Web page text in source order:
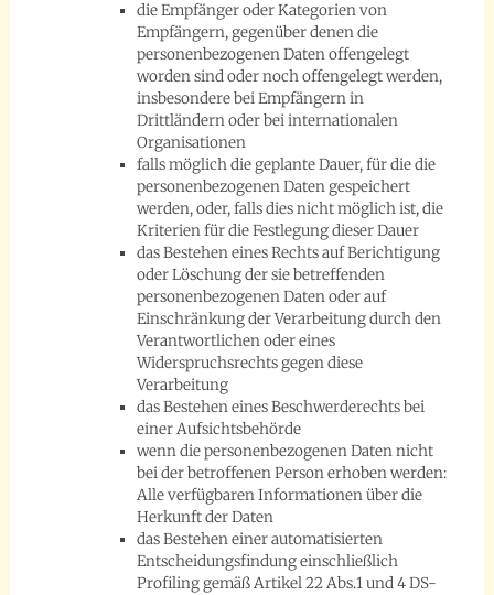
die Empfänger oder Kategorien von
Empfängern, gegenüber denen die
personenbezogenen Daten offengelegt
worden sind oder noch offengelegt werden,
insbesondere bei Empfängern in
Drittländern oder bei internationalen
Organisationen
falls möglich die geplante Dauer, für die die
personenbezogenen Daten gespeichert
werden, oder, falls dies nicht möglich ist, die
Kriterien für die Festlegung dieser Dauer
das Bestehen eines Rechts auf Berichtigung
oder Löschung der sie betreffenden
personenbezogenen Daten oder auf
Einschränkung der Verarbeitung durch den
Verantwortlichen oder eines
Widerspruchsrechts gegen diese
Verarbeitung
das Bestehen eines Beschwerderechts bei
einer Aufsichtsbehörde
wenn die personenbezogenen Daten nicht
bei der betroffenen Person erhoben werden:
Alle verfügbaren Informationen über die
Herkunft der Daten
das Bestehen einer automatisierten
Entscheidungsfindung einschließlich
Profiling gemäß Artikel 22 Abs.1 und 4 DS-